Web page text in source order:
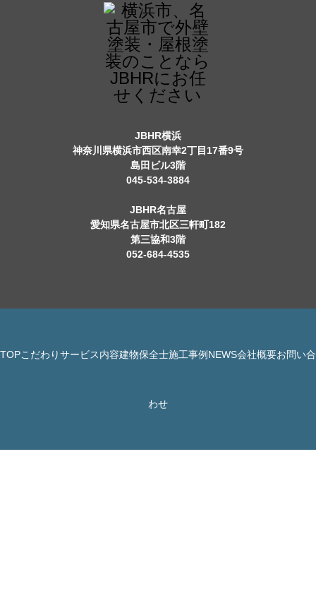
JBHR横浜
神奈川県横浜市西区南幸2丁目17番9号
島田ビル3階
045-534-3884
JBHR名古屋
愛知県名古屋市北区三軒町182
第三協和3階
052-684-4535
TOPこだわりサービス内容建物保全士施工事例 NEWS会社概要お問い合
わせ